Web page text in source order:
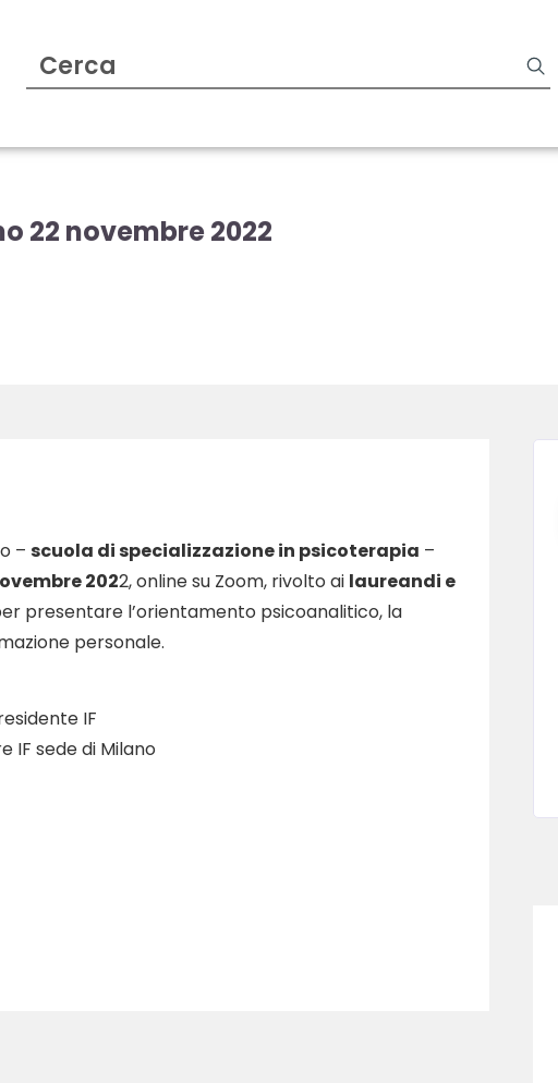
22 novembre 2022
– scuola di specializzazione in psicoterapia –
2022, online su Zoom, rivolto ai laureandi e
presentare l’orientamento psicoanalitico, la
personale.
IF
IF sede di Milano